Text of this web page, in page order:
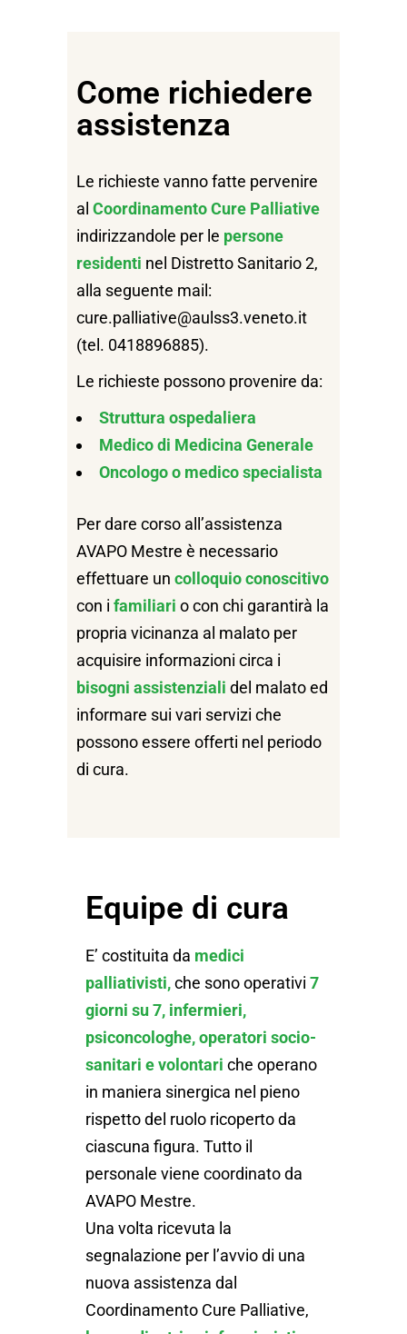
Come richiedere
assistenza
Le richieste vanno fatte pervenire
al Coordinamento Cure Palliative
indirizzandole per le persone
residenti nel Distretto Sanitario 2,
alla seguente mail:
cure.palliative@aulss3.veneto.it
(tel. 0418896885).
Le richieste possono provenire da:
Struttura ospedaliera
Medico di Medicina Generale
Oncologo o medico specialista
Per dare corso all’assistenza
AVAPO Mestre è necessario
effettuare un colloquio conoscitivo
con i familiari o con chi garantirà la
propria vicinanza al malato per
acquisire informazioni circa i
bisogni assistenziali del malato ed
informare sui vari servizi che
possono essere offerti nel periodo
di cura.
Equipe di cura
E’ costituita da medici
palliativisti,che sono operativi 7
giorni su 7, infermieri,
psiconcologhe, operatori socio-
sanitari e volontari che operano
in maniera sinergica nel pieno
rispetto del ruolo ricoperto da
ciascuna figura. Tutto il
personale viene coordinato da
AVAPO Mestre.
Una volta ricevuta la
segnalazione per l’avvio di una
nuova assistenza dal
Coordinamento Cure Palliative,